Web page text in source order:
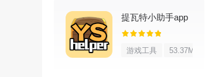
定义字段）和密码（安全、自锁机制）
更新日志
提瓦特小助手app
游戏工具 53.37M